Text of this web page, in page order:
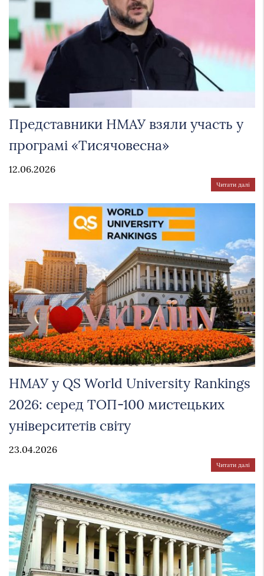
Представники НМАУ взяли участь у
програмі «Тисячовесна»
12.06.2026
Читати далі
НМАУ у QS World University Rankings
2026: серед ТОП-100 мистецьких
університетів світу
23.04.2026
Читати далі